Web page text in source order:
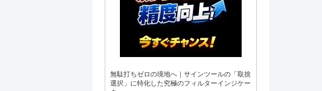
無駄打ちゼロの境地へ｜サインツールの「取捨
選択」に特化した究極のフィルターインジケー